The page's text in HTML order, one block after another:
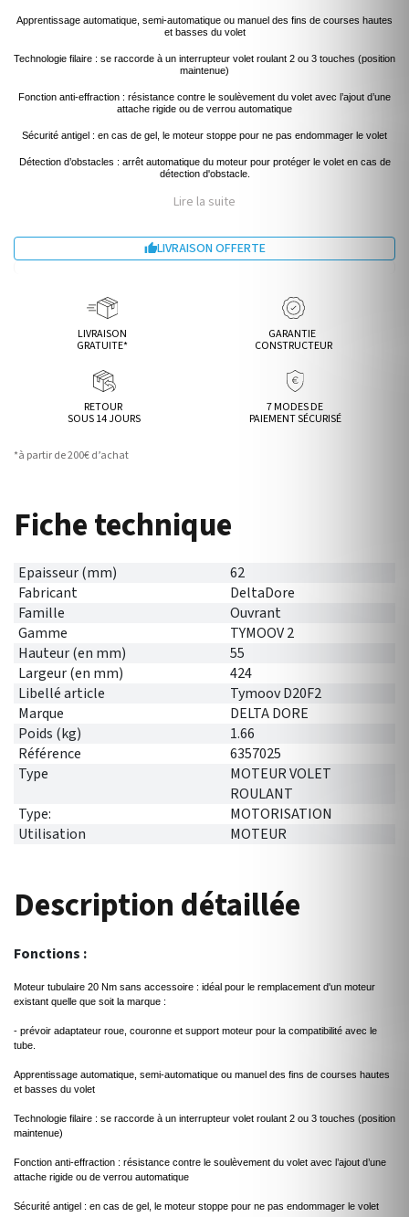
Apprentissage automatique, semi-automatique ou manuel des fins de courses hautes
et basses du volet
Technologie filaire : se raccorde à un interrupteur volet roulant 2 ou 3 touches (position
maintenue)
Fonction anti-effraction : résistance contre le soulèvement du volet avec l’ajout d’une
attache rigide ou de verrou automatique
Sécurité antigel : en cas de gel, le moteur stoppe pour ne pas endommager le volet
Détection d’obstacles : arrêt automatique du moteur pour protéger le volet en cas de
détection d'obstacle.
Lire la suite
LIVRAISON OFFERTE
LIVRAISON
GRATUITE*
GARANTIE
CONSTRUCTEUR
RETOUR
SOUS 14 JOURS
7 MODES DE
PAIEMENT SÉCURISÉ
*à partir de 200€ d’achat
Fiche technique
Epaisseur (mm)
62
Fabricant
DeltaDore
Famille
Ouvrant
Gamme
TYMOOV 2
Hauteur (en mm)
55
Largeur (en mm)
424
Libellé article
Tymoov D20F2
Marque
DELTA DORE
Poids (kg)
1.66
Référence
6357025
Type
MOTEUR VOLET
ROULANT
Type:
MOTORISATION
Utilisation
MOTEUR
Description détaillée
Fonctions :
Moteur tubulaire 20 Nm sans accessoire : idéal pour le remplacement d'un moteur
existant quelle que soit la marque :
- prévoir adaptateur roue, couronne et support moteur pour la compatibilité avec le
tube.
Apprentissage automatique, semi-automatique ou manuel des fins de courses hautes
et basses du volet
Technologie filaire : se raccorde à un interrupteur volet roulant 2 ou 3 touches (position
maintenue)
Fonction anti-effraction : résistance contre le soulèvement du volet avec l’ajout d’une
attache rigide ou de verrou automatique
Sécurité antigel : en cas de gel, le moteur stoppe pour ne pas endommager le volet